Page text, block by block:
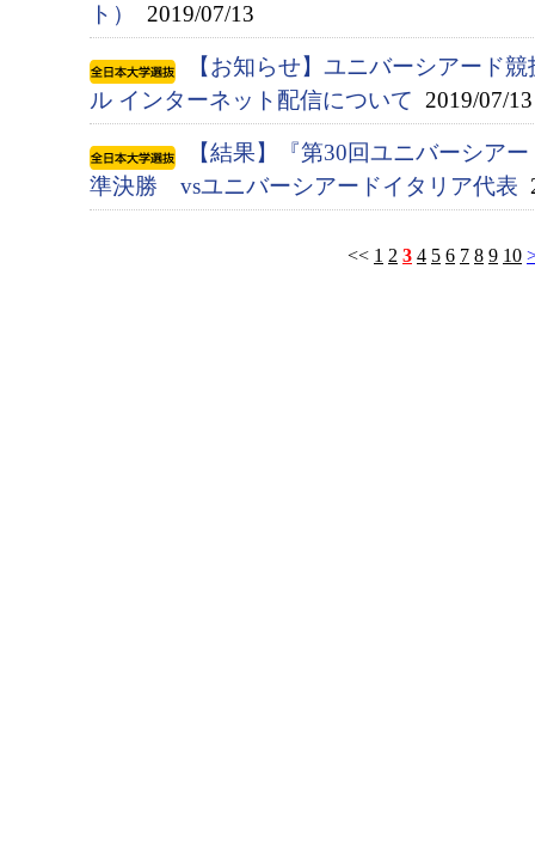
ト）
2019/07/13
【お知らせ】ユニバーシアード
ル インターネット配信について 2019/07/13
【結果】『第30回ユニバーシア
準決勝 vsユニバーシアードイタリア代表
<< 1 2 3 4 5 6 7 8 9 10